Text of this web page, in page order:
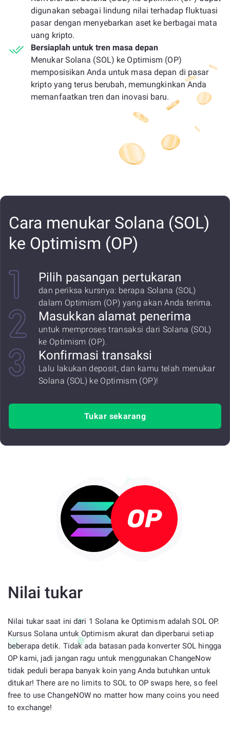
digunakan sebagai lindung nilai terhadap fluktuasi
pasar dengan menyebarkan aset ke berbagai mata
uang kripto.
Bersiaplah untuk tren masa depan
Menukar Solana (SOL) ke Optimism (OP)
memposisikan Anda untuk masa depan di pasar
kripto yang terus berubah, memungkinkan Anda
memanfaatkan tren dan inovasi baru.
Cara menukar Solana (SOL)
ke Optimism (OP)
Pilih pasangan pertukaran
dan periksa kursnya: berapa Solana (SOL)
dalam Optimism (OP) yang akan Anda terima.
Masukkan alamat penerima
untuk memproses transaksi dari Solana (SOL)
ke Optimism (OP).
Konfirmasi transaksi
Lalu lakukan deposit, dan kamu telah menukar
Solana (SOL) ke Optimism (OP)!
Tukar sekarang
Nilai tukar
Nilai tukar saat ini dari 1 Solana ke Optimism adalah SOL OP.
Kursus Solana untuk Optimism akurat dan diperbarui setiap
beberapa detik. Tidak ada batasan pada konverter SOL hingga
OP kami, jadi jangan ragu untuk menggunakan ChangeNow
tidak peduli berapa banyak koin yang Anda butuhkan untuk
ditukar! There are no limits to SOL to OP swaps here, so feel
free to use ChangeNOW no matter how many coins you need
to exchange!